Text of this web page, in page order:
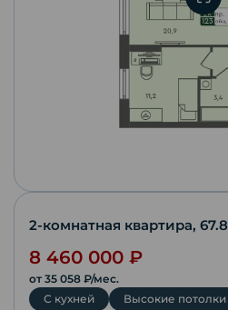
2-комнатная квартира, 67.8
8 460 000 ₽
от 35 058 ₽/мес.
С кухней
Высокие потолки